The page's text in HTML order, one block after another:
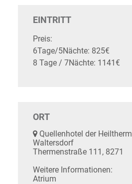
EINTRITT
Preis:
6Tage/5Nächte: 825€
8 Tage / 7Nächte: 1141€
ORT
Quellenhotel der
Waltersdorf
Thermenstraße 111, 8271
Weitere Informationen:
Atrium